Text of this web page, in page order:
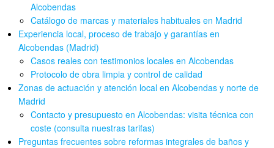
Alcobendas
Catálogo de marcas y materiales habituales en Madrid
Experiencia local, proceso de trabajo y garantías en
Alcobendas (Madrid)
Casos reales con testimonios locales en Alcobendas
Protocolo de obra limpia y control de calidad
Zonas de actuación y atención local en Alcobendas y norte de
Madrid
Contacto y presupuesto en Alcobendas: visita técnica con
coste (consulta nuestras tarifas)
Preguntas frecuentes sobre reformas integrales de baños y